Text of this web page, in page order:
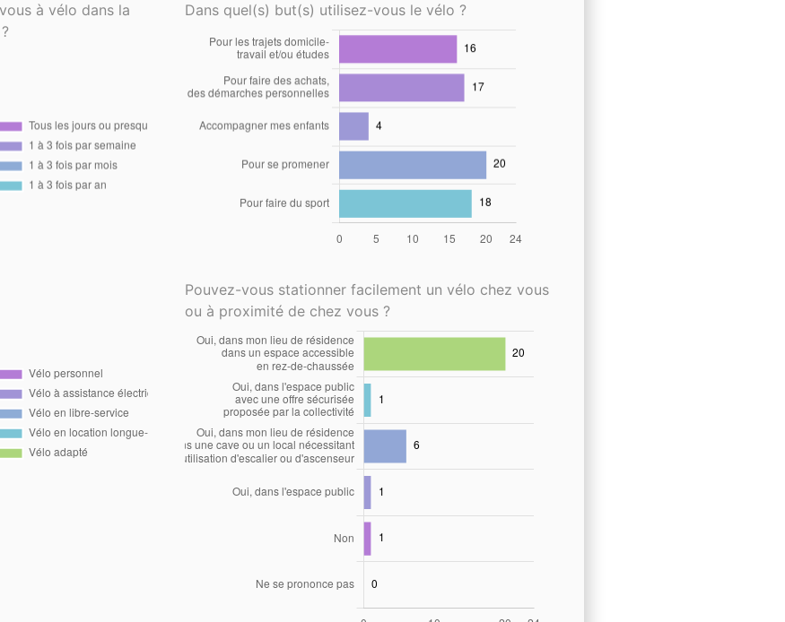
à vélo dans la
Dans quel(s) but(s) utilisez-vous le vélo ?
Pouvez-vous stationner facilement un vélo chez vous
ou à proximité de chez vous ?